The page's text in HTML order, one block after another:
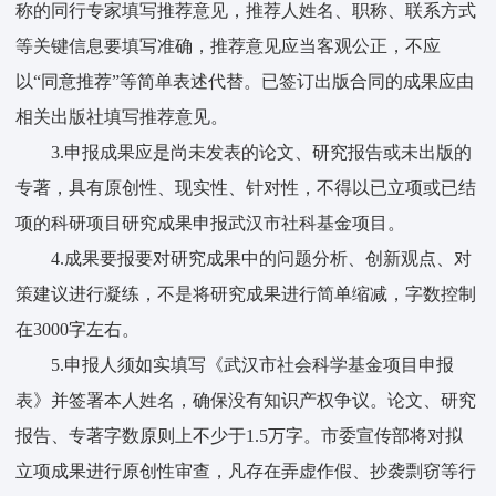
称的同行专家填写推荐意见，推荐人姓名、职称、联系方式
等关键信息要填写准确，推荐意见应当客观公正，不应
以“同意推荐”等简单表述代替。已签订出版合同的成果应由
相关出版社填写推荐意见。
3.申报成果应是尚未发表的论文、研究报告或未出版的
专著，具有原创性、现实性、针对性，不得以已立项或已结
项的科研项目研究成果申报武汉市社科基金项目。
4.成果要报要对研究成果中的问题分析、创新观点、对
策建议进行凝练，不是将研究成果进行简单缩减，字数控制
在3000字左右。
5.申报人须如实填写《武汉市社会科学基金项目申报
表》并签署本人姓名，确保没有知识产权争议。论文、研究
报告、专著字数原则上不少于1.5万字。市委宣传部将对拟
立项成果进行原创性审查，凡存在弄虚作假、抄袭剽窃等行